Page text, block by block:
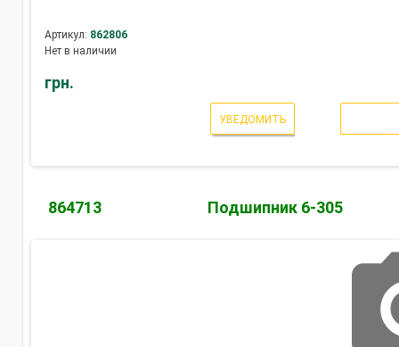
Артикул: 862806
Нет в наличии
грн.
УВЕДОМИТЬ
864713 Подшипник 6-305